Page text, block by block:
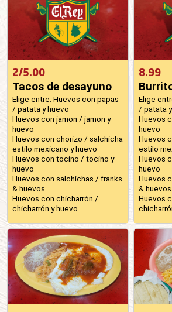
2/5.00
Tacos de desayuno
Elige entre: Huevos con papas
/ patata y huevo
Huevos con jamon / jamon y
huevo
Huevos con chorizo ​​/ salchicha
estilo mexicano y huevo
Huevos con tocino / tocino y
huevo
Huevos con salchichas / franks
& huevos
Huevos con chicharrón /
chicharrón y huevo
8.99
Elige
/ patata
Huevos
huevo
Huevos
estilo
Huevos
huevo
Huevos
& huevos
Huevos